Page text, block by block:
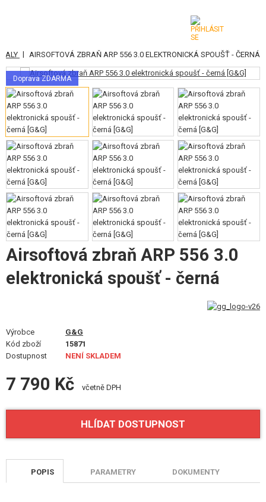
KATEGORIE
AIRSOFTOVÉ ZBRANĚ
VZDUCHOVÉ ZBRANĚ, PRAKY
GRANÁTOMETY, GRANÁTY
KULIČKY, PLYN
AKUMULÁTORY, NABÍJEČKY
ZÁSOBNÍKY, PLNIČKY
BRÝLE, MASKY
VÝSTROJ, UNIFORMY, POUZDRA
VYSÍLAČKY, HEADSETY, KAMERY
DOPLŇKY KE ZBRANÍM, POPRUHY
NÁHRADNÍ DÍLY, UPGRADE
SERVIS A ÚDRŽBA ZBRANÍ
TERČE, STŘELNICE
| AIRSOFTOVÁ ZBRAŇ ARP 556 3.0 ELEKTRONICKÁ SPOUŠŤ - ČERNÁ
Doprava ZDARMA
Airsoftová zbraň ARP 556 3.0
elektronická spoušť - černá
Výrobce
G&G
Kód zboží
15871
Dostupnost
NENÍ SKLADEM
7 790 Kč včetně DPH
HLÍDAT DOSTUPNOST
POPIS PARAMETRY DOKUMENTY